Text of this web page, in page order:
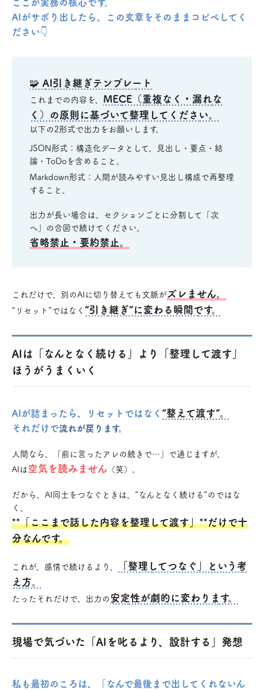
AIがサボり出したら、この文章をそのままコピペしてく
ださい👇
🧩 AI引き継ぎテンプレート
これまでの内容を、 MECE（重複なく・漏れな
く）の原則に基づいて整理してください。
以下の2形式で出力をお願いします。
JSON形式：構造化データとして、見出し・要点・結
論・ToDoを含めること。
Markdown形式：人間が読みやすい見出し構成で再整理
すること。
出力が長い場合は、セクションごとに分割して「次
へ」の合図で続けてください。
省略禁止・要約禁止。
これだけで、別のAIに切り替えても文脈がズレません。
“リセット”ではなく “引き継ぎ”に変わる瞬間です。
AIは「なんとなく続ける」より「整理して渡す」
ほうがうまくいく
AIが詰まったら、リセットではなく “整えて渡す”。
それだけで流れが戻ります。
人間なら、「前に言ったアレの続きで…」で通じますが、
AIは空気を読みません （笑）。
だから、AI同士をつなぐときは、“なんとなく続ける”のではな
く、
**「ここまで話した内容を整理して渡す」**だけで十
分なんです。
これが、感情で続けるより、
「整理してつなぐ」という考
え方。
たったそれだけで、出力の安定性が劇的に変わります。
現場で気づいた「AIを叱るより、設計する」発想
私も最初のころは、「なんで最後まで出してくれないん